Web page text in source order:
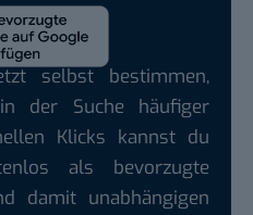
selbst bestimmen,
der Suche häufiger
Klicks kannst du
als bevorzugte
damit unabhängigen